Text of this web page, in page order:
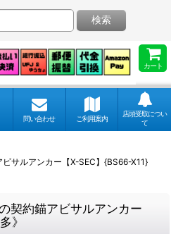
カート
検索
問い合わせ ご利用案内
店頭受取につい
て
サルアンカー【X-SEC】{BS66-X11}
契約錨アビサルアンカー
》